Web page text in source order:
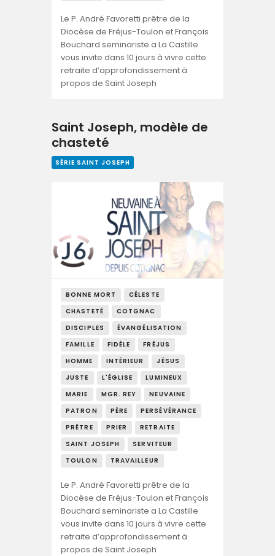
Le P. André Favoretti prêtre de la
Diocèse de Fréjus-Toulon et François
Bouchard seminariste a La Castille
vous invite dans 10 jours à vivre cette
retraite d’approfondissement à
propos de Saint Joseph
Saint Joseph, modèle de
chasteté
SÉRIE SAINT JOSEPH
BONNE MORT
CÉLESTE
CHASTETÉ
COTGNAC
DISCIPLES
ÉVANGÉLISATION
FAMILLE
FIDÈLE
FRÉJUS
HOMME
INTÉRIEUR
JÉSUS
JUSTE
L'ÉGLISE
LUMINEUX
MARIE
MGR. REY
NEUVAINE
PATRON
PÈRE
PERSÉVÉRANCE
PRÊTRE
PRIER
RETRAITE
SAINT JOSEPH
SERVITEUR
TOULON
TRAVAILLEUR
Le P. André Favoretti prêtre de la
Diocèse de Fréjus-Toulon et François
Bouchard seminariste a La Castille
vous invite dans 10 jours à vivre cette
retraite d’approfondissement à
propos de Saint Joseph